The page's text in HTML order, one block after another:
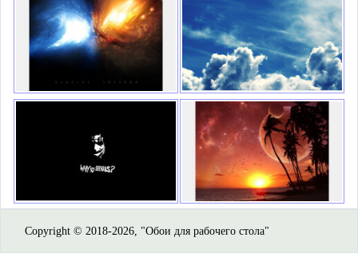
Copyright © 2018-2026, "Обои для рабочего стола"